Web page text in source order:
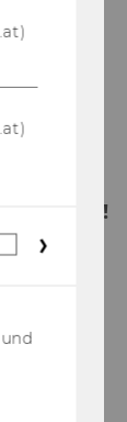
Webstatistik